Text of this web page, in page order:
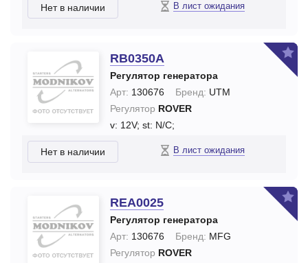
Нет в наличии В лист ожидания
RB0350A
Регулятор генератора
Арт: 130676 Бренд: UTM
Регулятор ROVER
v: 12V; st: N/C;
Нет в наличии В лист ожидания
REA0025
Регулятор генератора
Арт: 130676 Бренд: MFG
Регулятор ROVER